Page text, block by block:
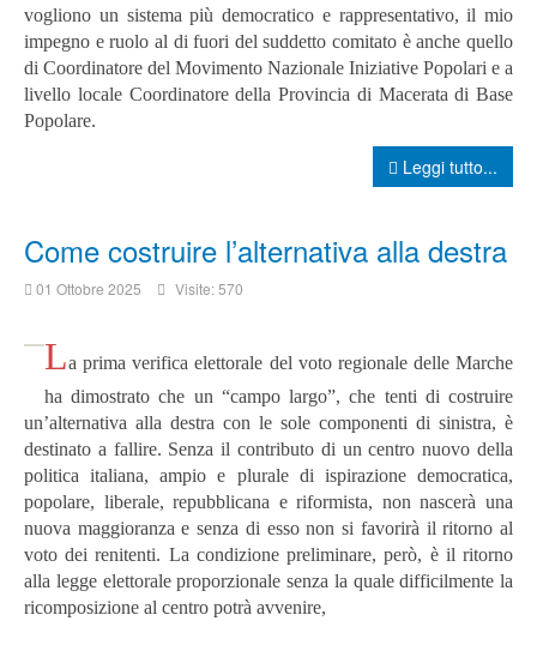
vogliono un sistema più democratico e rappresentativo, il mio
impegno e ruolo al di fuori del suddetto comitato è anche quello
di Coordinatore del Movimento Nazionale Iniziative Popolari e a
livello locale Coordinatore della Provincia di Macerata di Base
Popolare.
Leggi tutto...
Come costruire l’alternativa alla destra
01 Ottobre 2025 Visite: 570
La prima verifica elettorale del voto regionale delle Marche
ha dimostrato che un “campo largo”, che tenti di costruire
un’alternativa alla destra con le sole componenti di sinistra, è
destinato a fallire. Senza il contributo di un centro nuovo della
politica italiana, ampio e plurale di ispirazione democratica,
popolare, liberale, repubblicana e riformista, non nascerà una
nuova maggioranza e senza di esso non si favorirà il ritorno al
voto dei renitenti. La condizione preliminare, però, è il ritorno
alla legge elettorale proporzionale senza la quale difficilmente la
ricomposizione al centro potrà avvenire,